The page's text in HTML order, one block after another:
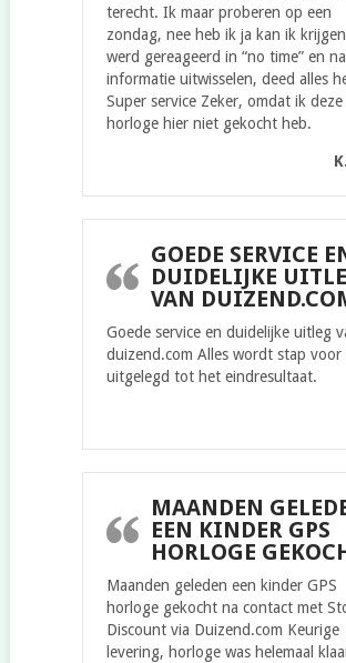
terecht. Ik maar proberen op een
zondag, nee heb ik ja kan ik
werd gereageerd in “no time” en
informatie uitwisselen, deed alles
Super service Zeker, omdat ik deze
horloge hier niet gekocht heb.
GOEDE SERVICE
DUIDELIJKE
VAN
Goede service en duidelijke uitleg
duizend.com Alles wordt stap voor
uitgelegd tot het eindresultaat.
MAANDEN
EEN KINDER GPS
HORLOGE
Maanden geleden een kinder GPS
horloge gekocht na contact met
Discount via Duizend.com Keurige
levering, horloge was helemaal